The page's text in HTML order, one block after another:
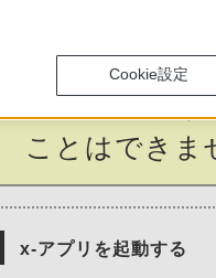
コ動画など
ことはできま
x-アプリを起動する
Cookie設定